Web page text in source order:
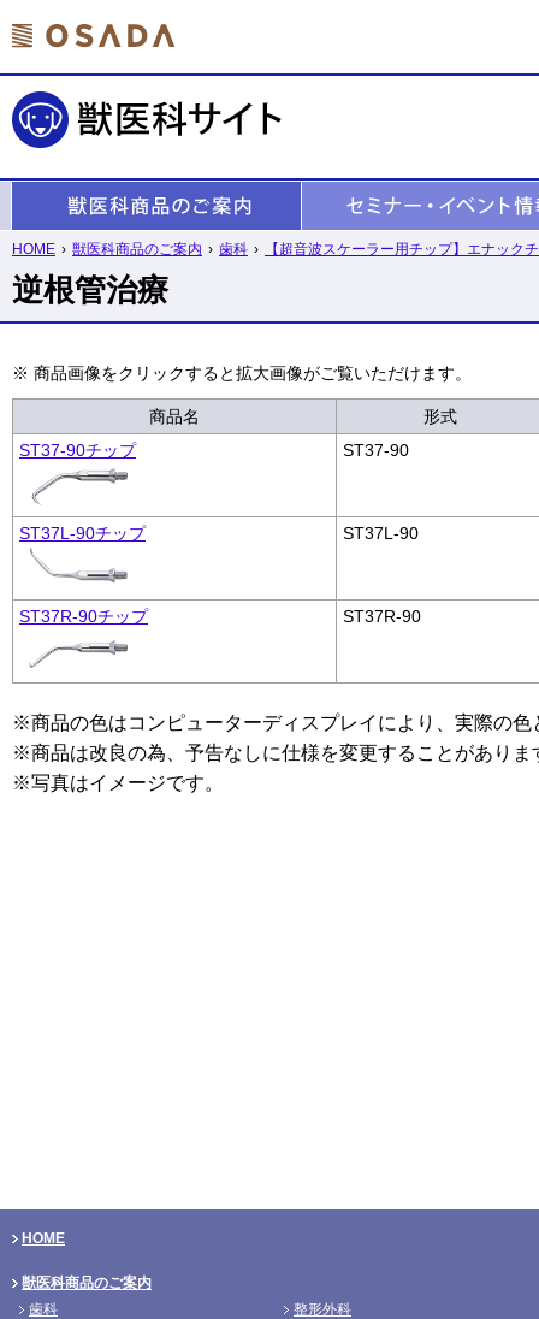
HOME › 獣医科商品のご案内 › 歯科 › 【超音波スケーラー用チップ】エナック
逆根管治療
※ 商品画像をクリックすると拡大画像がご覧いただけます。
商品名
形式
ST37-90チップ
ST37-90
ST37L-90チップ ST37L-90
ST37R-90チップ ST37R-90
※商品の色はコンピューターディスプレイにより、実際の色
※商品は改良の為、予告なしに仕様を変更することがありま
※写真はイメージです。
HOME
獣医科商品のご案内
歯科
整形外科